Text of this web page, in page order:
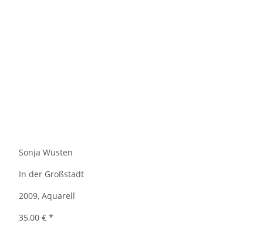
Sonja Wüsten
In der Großstadt
2009, Aquarell
35,00 € *